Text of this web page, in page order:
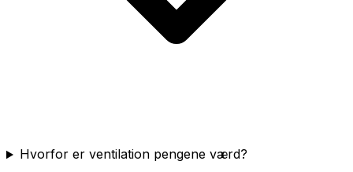
Hvorfor er ventilation pengene værd?